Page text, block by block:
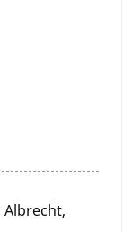
Albrecht,